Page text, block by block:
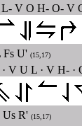
V O H- O- V
Fs U' (15,17)
V U L · V H- ·
Us R' (15,17)